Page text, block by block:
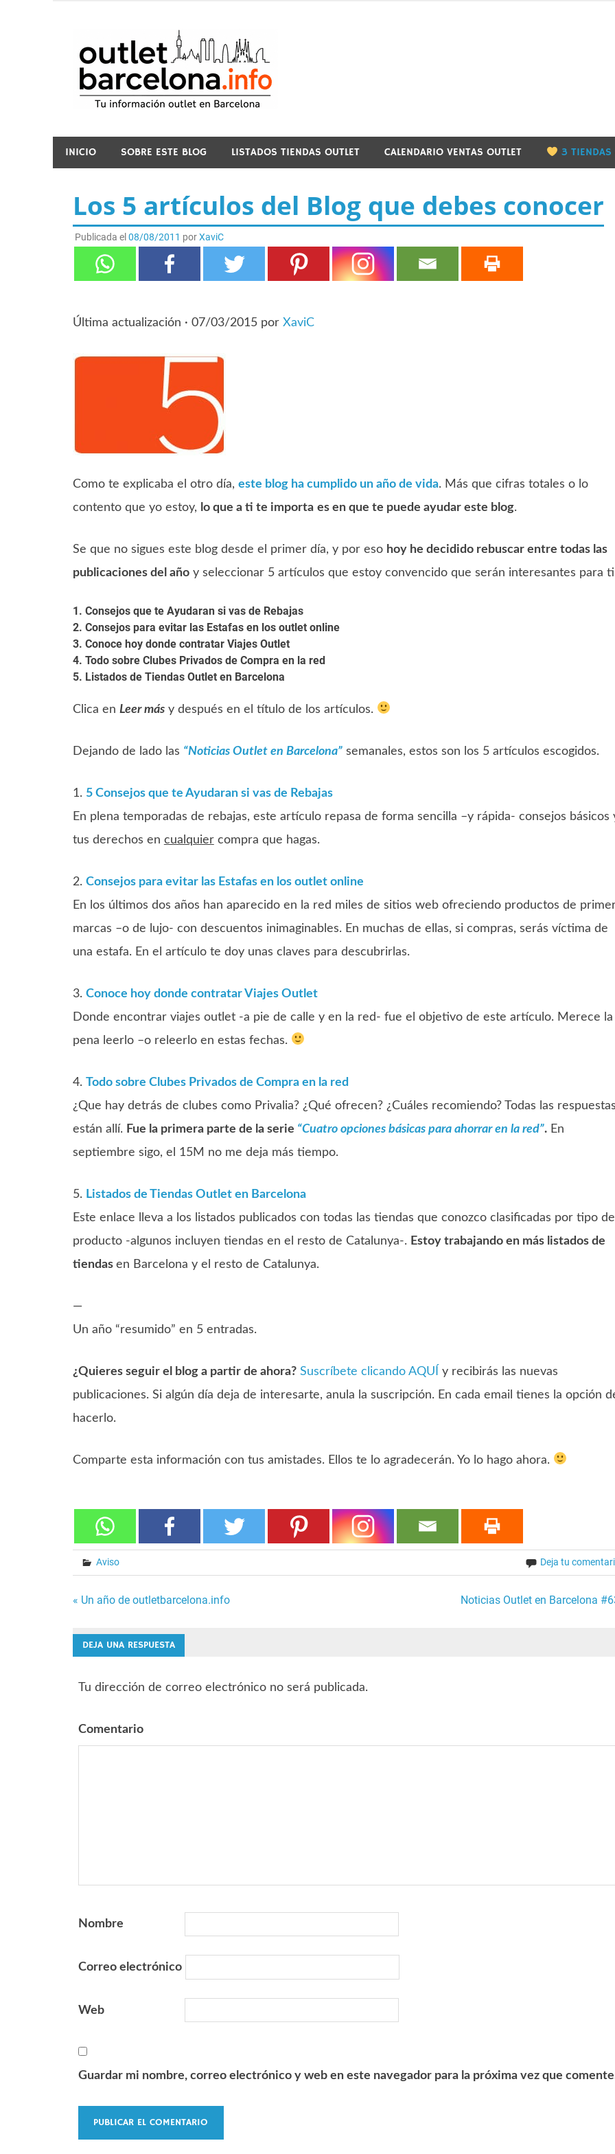
INICIO SOBRE ESTE BLOG LISTADOS TIENDAS OUTLET CALENDARIO VENTAS OUTLET 3 TIENDAS
Los 5 artículos del Blog que debes conocer
Publicada el08/08/2011 porXaviC
Última actualización · 07/03/2015por XaviC
Como te explicaba el otro día, este blog ha cumplido un año de vida. Más que cifras totales o lo
contento que yo estoy, lo que a ti te importa es en que te puede ayudar este blog.
Se que no sigues este blog desde el primer día, y por eso hoy he decidido rebuscar entre todas las
publicaciones del añoy seleccionar 5 artículos que estoy convencido que serán interesantes para
1. Consejos que te Ayudaran si vas de Rebajas
2. Consejos para evitar las Estafas en los outlet online
3. Conoce hoy donde contratar Viajes Outlet
4. Todo sobre Clubes Privados de Compra en la red
5. Listados de Tiendas Outlet en Barcelona
Clica en Leer másy después en el título de los artículos.
Dejando de lado las “Noticias Outlet en Barcelona”semanales, estos son los 5 artículos escogidos.
1. 5 Consejos que te Ayudaran si vas de Rebajas
En plena temporadas de rebajas, este artículo repasa de forma sencilla –y rápida- consejos básicos
tus derechos en cualquiercompra que hagas.
2. Consejos para evitar las Estafas en los outlet online
En los últimos dos años han aparecido en la red miles de sitios web ofreciendo productos de
marcas –o de lujo- con descuentos inimaginables. En muchas de ellas, si compras, serás víctima de
una estafa. En el artículo te doy unas claves para descubrirlas.
3. Conoce hoy donde contratar Viajes Outlet
Donde encontrar viajes outlet -a pie de calle y en la red- fue el objetivo de este artículo. Merece la
pena leerlo –o releerlo en estas fechas.
4. Todo sobre Clubes Privados de Compra en la red
¿Que hay detrás de clubes como Privalia? ¿Qué ofrecen? ¿Cuáles recomiendo? Todas las respuestas
están allí. Fue la primera parte de la serie “Cuatro opciones básicas para ahorrar en la red”.En
septiembre sigo, el 15M no me deja más tiempo.
5. Listados de Tiendas Outlet en Barcelona
Este enlace lleva a los listados publicados con todas las tiendas que conozco clasificadas por tipo de
producto -algunos incluyen tiendas en el resto de Catalunya-. Estoy trabajando en más listados de
tiendas en Barcelona y el resto de Catalunya.
—
Un año “resumido” en 5 entradas.
¿Quieres seguir el blog a partir de ahora? Suscríbete clicando AQUÍ
y recibirás las nuevas
publicaciones. Si algún día deja de interesarte, anula la suscripción. En cada email tienes la opción
hacerlo.
Comparte esta información con tus amistades. Ellos te lo agradecerán. Yo lo hago ahora.
Aviso Deja tu
de
entradas
« Un año de outletbarcelona.info Noticias Outlet en Barcelona
DEJA UNA RESPUESTA
Tu dirección de correo electrónico no será publicada.
Comentario
Nombre
Correo electrónico
Web
Guardar mi nombre, correo electrónico y web en este navegador para la próxima vez que